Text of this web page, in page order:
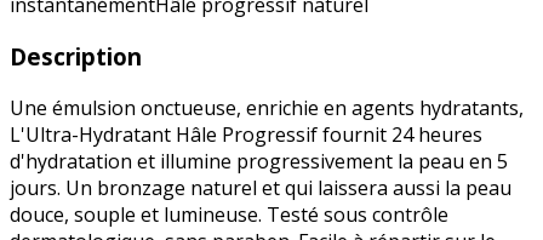
Description
Une émulsion onctueuse, enrichie en agents hydratants,
L'Ultra-Hydratant Hâle Progressif fournit 24 heures
d'hydratation et illumine progressivement la peau en 5
jours. Un bronzage naturel et qui laissera aussi la peau
douce, souple et lumineuse. Testé sous contrôle